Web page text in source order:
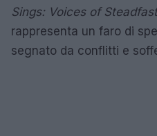
Sings: Voices of
rappresenta un faro di
segnato da conflitti e